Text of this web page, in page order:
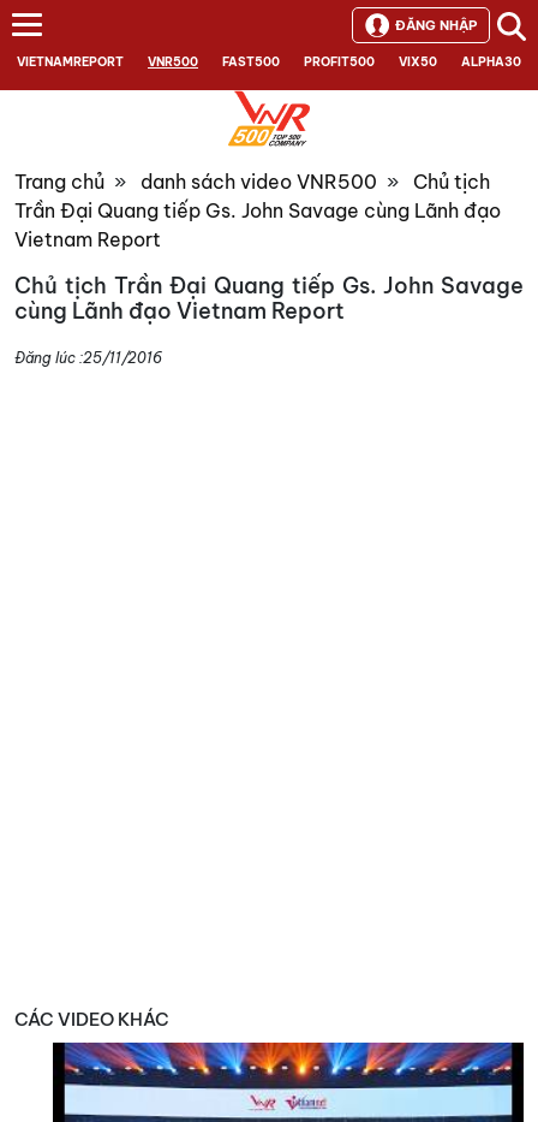
VIETNAMREPORT VNR500 FAST500 PROFIT500 VIX50 ALPHA30
ĐĂNG NHẬP
Trang chủ » danh sách video VNR500 » Chủ tịch
Trần Đại Quang tiếp Gs. John Savage cùng Lãnh đạo
Vietnam Report
Chủ tịch Trần Đại Quang tiếp Gs. John Savage
cùng Lãnh đạo Vietnam Report
Đăng lúc :25/11/2016
CÁC VIDEO KHÁC